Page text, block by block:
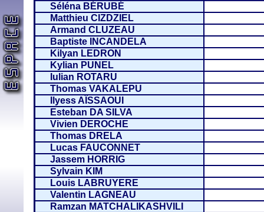
Séléna BÉRUBÉ
Matthieu CIZDZIEL
Armand CLUZEAU
Baptiste INCANDELA
Kilyan LEDRON
Kylian PUNEL
Iulian ROTARU
Thomas VAKALEPU
Ilyess AÏSSAOUI
Esteban DA SILVA
Vivien DEROCHE
Thomas DRELA
Lucas FAUCONNET
Jassem HORRIG
Sylvain KIM
Louis LABRUYERE
Valentin LAGNEAU
Ramzan MATCHALIKASHVILI